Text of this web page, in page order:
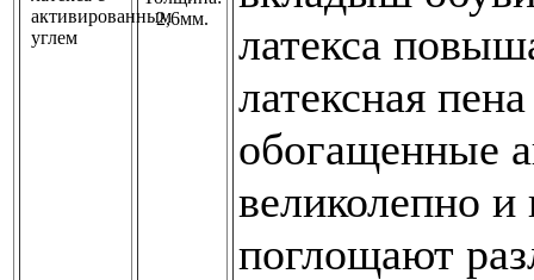
2,6мм.
латекса
латексная
обогащенные
великолепно и
поглощают